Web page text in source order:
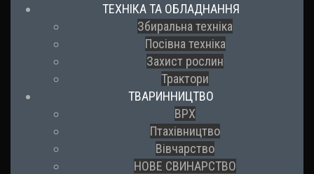
ТЕХНІКА ТА ОБЛАДНАННЯ
Збиральна техніка
Посівна техніка
Захист рослин
Трактори
ТВАРИННИЦТВО
ВРХ
Птахівництво
Вівчарство
НОВЕ СВИНАРСТВО